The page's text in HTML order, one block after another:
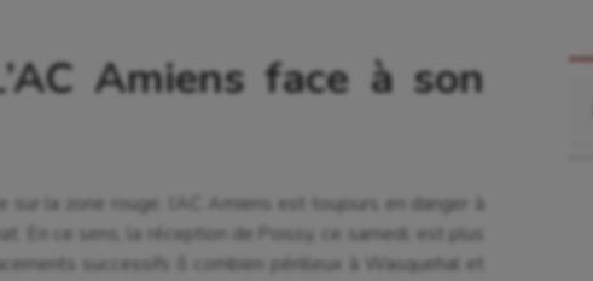
Amiens face à son
sur la zone rouge, l’AC Amiens est toujours en danger à
En ce sens, la réception de Poissy, ce samedi, est plus
successifs ô combien périlleux à Wasquehal et